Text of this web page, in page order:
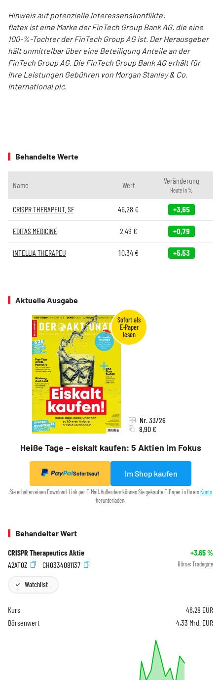
Hinweis auf potenzielle Interessenskonflikte:
flatex ist eine Marke der FinTech Group Bank AG, die eine
100-%-Tochter der FinTech Group AG ist. Der He­rausgeber
hält unmittelbar über eine Beteiligung Anteile an der
FinTech Group AG. Die FinTech Group Bank AG erhält für
ihre Leistungen Gebühren von Morgan Stanley & Co.
International plc.
Behandelte Werte
Name Wert Veränderung
Heute in %
CRISPR THERAPEUT. SF 46,28 € +3,65
EDITAS MEDICINE 2,49 € +0,79
INTELLIA THERAPEU 10,34 € +5,53
Aktuelle Ausgabe
Heiße Tage – eiskalt kaufen: 5 Aktien im Fokus
Nr. 33/26
8,90 €
Sofortkauf Im Shop kaufen
Sie erhalten einen Download-Link per E-Mail. Außerdem können Sie gekaufte E-Paper in Ihrem Konto
herunterladen.
Behandelter Wert
CRISPR Therapeutics Aktie +3,65%
A2AT0Z
CH0334081137 Börse: Tradegate
Watchlist
Kurs 46,28 EUR
Börsenwert
4,33 Mrd. EUR